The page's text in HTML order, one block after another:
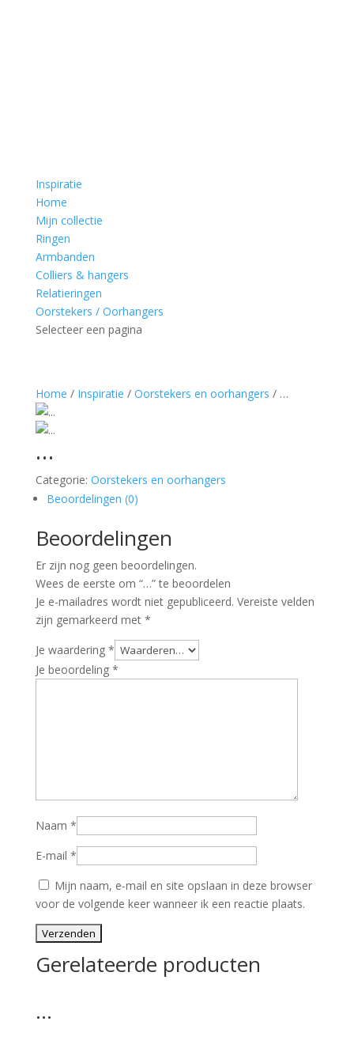
Inspiratie
Home
Mijn collectie
Ringen
Armbanden
Colliers & hangers
Relatieringen
Oorstekers / Oorhangers
Selecteer een pagina
Home / Inspiratie / Oorstekers en oorhangers / …
…
Categorie: Oorstekers en oorhangers
Beoordelingen (0)
Beoordelingen
Er zijn nog geen beoordelingen.
Wees de eerste om “…” te beoordelen
Je e-mailadres wordt niet gepubliceerd. Vereiste velden
zijn gemarkeerd met *
Je waardering *
Je beoordeling *
Naam *
E-mail *
Mijn naam, e-mail en site opslaan in deze browser
voor de volgende keer wanneer ik een reactie plaats.
Gerelateerde producten
…